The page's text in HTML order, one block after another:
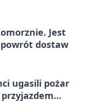
Jest
dostaw
ugasili pożar